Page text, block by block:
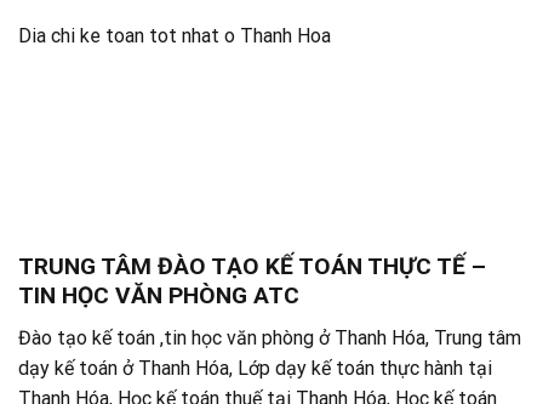
Dia chi ke toan tot nhat o Thanh Hoa
TRUNG TÂM ĐÀO TẠO KẾ TOÁN THỰC TẾ –
TIN HỌC VĂN PHÒNG ATC
Đào tạo kế toán ,tin học văn phòng ở Thanh Hóa, Trung tâm
dạy kế toán ở Thanh Hóa, Lớp dạy kế toán thực hành tại
Thanh Hóa, Học kế toán thuế tại Thanh Hóa, Học kế toán